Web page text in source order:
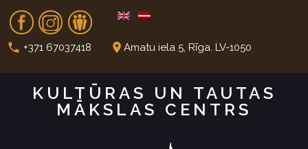
t
Fb In Dr
call +371 67037418 place Amatu iela 5, Rīga. LV-1050
KULTŪRAS UN TAUTAS
MĀKSLAS CENTRS